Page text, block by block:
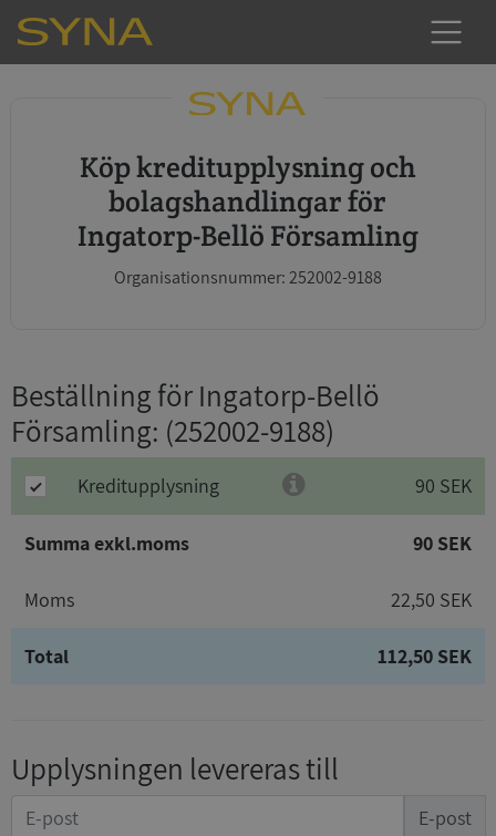
Köp kreditupplysning och
bolagshandlingar för
Ingatorp-Bellö Församling
Organisationsnummer: 252002-9188
Beställning för Ingatorp-Bellö
Församling: (252002-9188)
Kreditupplysning 90 SEK
Summa exkl.moms 90 SEK
Moms 22,50 SEK
Total 112,50 SEK
Upplysningen levereras till
E-post